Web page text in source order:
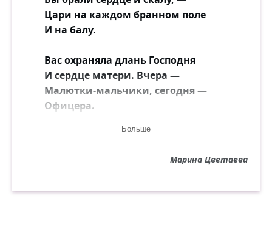
Цари на каждом бранном поле
И на балу.
Вас охраняла длань Господня
И сердце матери. Вчера —
Малютки-мальчики, сегодня —
Офицера.
Вам все вершины были малы
Больше
Марина Цветаева